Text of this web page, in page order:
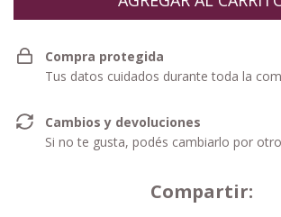
Compra protegida
Tus datos cuidados durante toda la
Cambios y devoluciones
Si no te gusta, podés cambiarlo por
Compartir: